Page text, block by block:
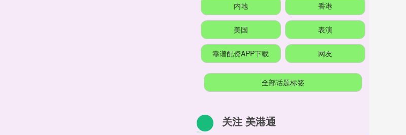
内地 香港
美国 表演
靠谱配资APP下载 网友
全部话题标签
关注 美港通